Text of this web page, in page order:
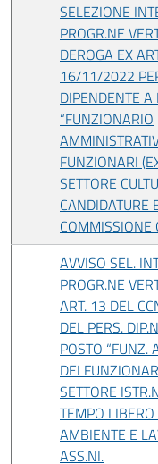
SELEZIONE
PROGR.NE
DEROGA EX
16/11/2022
DIPENDENTE
“FUNZIONARIO
FUNZIONARI
SETTORE
CANDIDATURE
COMMISSIONE
AVVISO SEL.
PROGR.NE
ART. 13 DEL
DEL PERS.
POSTO “FUNZ.
DEI
SETTORE
TEMPO
AMBIENTE E
ASS.NI.